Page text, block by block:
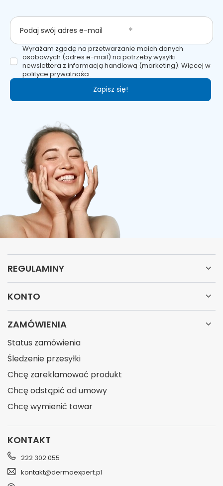
Podaj swój adres e-mail
Wyrażam zgodę na przetwarzanie moich danych
osobowych (adres e-mail) na potrzeby wysyłki
newslettera z informacją handlową (marketing). Więcej w
polityce prywatności.
Zapisz się!
REGULAMINY
KONTO
ZAMÓWIENIA
Status zamówienia
Śledzenie przesyłki
Chcę zareklamować produkt
Chcę odstąpić od umowy
Chcę wymienić towar
KONTAKT
222 302 055
kontakt@dermoexpert.pl